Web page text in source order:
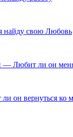
найду свою Любовь
— Любит ли он
он вернуться ко